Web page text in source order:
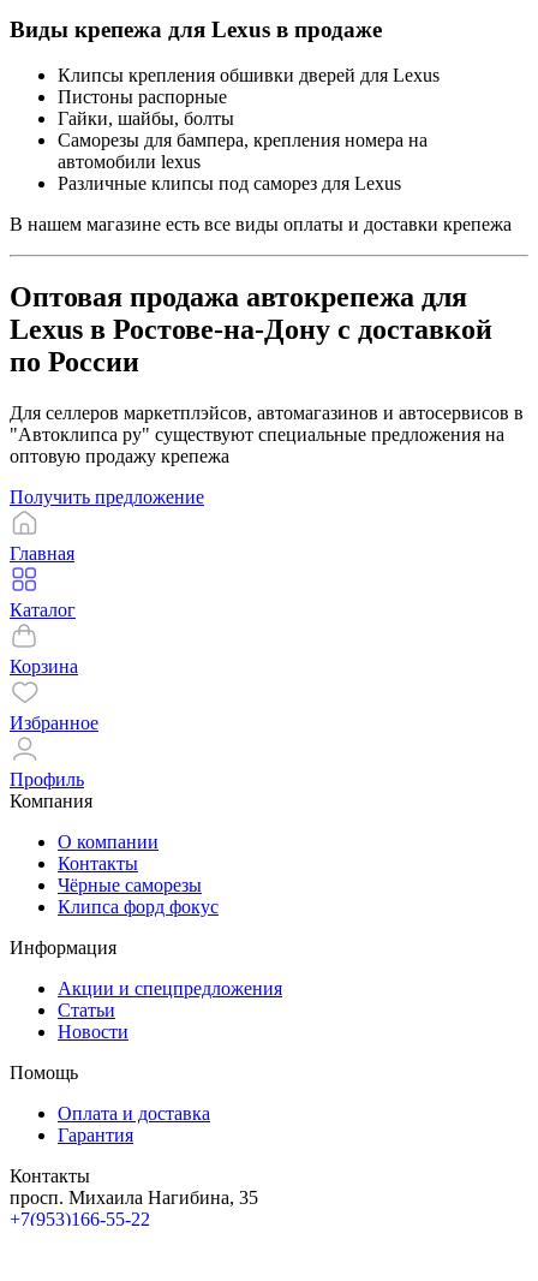
Виды крепежа для Lexus в продаже
Клипсы крепления обшивки дверей для Lexus
Пистоны распорные
Гайки, шайбы, болты
Саморезы для бампера, крепления номера на
автомобили lexus
Различные клипсы под саморез для Lexus
В нашем магазине есть все виды оплаты и доставки крепежа
Оптовая продажа автокрепежа для
Lexus в Ростове-на-Дону с доставкой
по России
Для селлеров маркетплэйсов, автомагазинов и автосервисов в
"Автоклипса ру" существуют специальные предложения на
оптовую продажу крепежа
Получить предложение
Главная
Каталог
Корзина
Избранное
Профиль
Компания
О компании
Контакты
Чёрные саморезы
Клипса форд фокус
Информация
Акции и спецпредложения
Статьи
Новости
Помощь
Оплата и доставка
Гарантия
Контакты
просп. Михаила Нагибина, 35
+7(953)166-55-22